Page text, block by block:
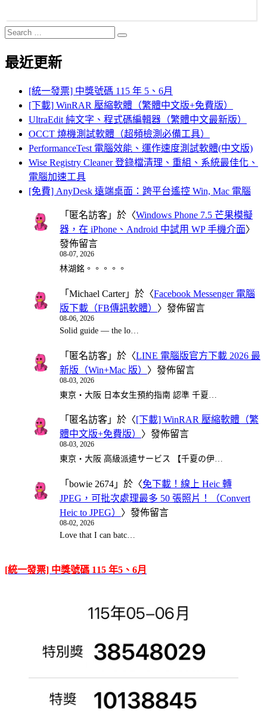
Search
for:
Search
最近更新
[統一發票] 中獎號碼 115 年 5、6月
[下載] WinRAR 壓縮軟體（繁體中文版+免費版）
UltraEdit 純文字、程式碼編輯器（繁體中文最新版）
OCCT 燒機測試軟體（超頻檢測必備工具）
PerformanceTest 電腦效能、運作速度測試軟體(中文版)
Wise Registry Cleaner 登錄檔清理、重組、系統最佳化、
電腦加速工具
[免費] AnyDesk 遠端桌面：跨平台遙控 Win, Mac 電腦
「 匿名訪客 」於〈Windows Phone 7.5 芒果模擬
器，在 iPhone、Android 中試用 WP 手機介面〉
發佈留言
08-07, 2026
林湖銘。。。。。
「 Michael Carter」於〈Facebook Messenger 電腦
版下載（FB傳訊軟體） 〉發佈留言
08-06, 2026
Solid guide — the lo…
「 匿名訪客 」於〈LINE 電腦版官方下載 2026 最
新版（Win+Mac 版） 〉發佈留言
08-03, 2026
東京・大阪 日本女生預約指南 認準 千夏…
「 匿名訪客 」於〈[下載] WinRAR 壓縮軟體（繁
體中文版+免費版） 〉發佈留言
08-03, 2026
東京・大阪 高級派遣サービス 【千夏の伊…
「 bowie 2674 」於〈免下載！線上 Heic 轉
JPEG，可批次處理最多 50 張照片！（Convert
Heic to JPEG） 〉發佈留言
08-02, 2026
Love that I can batc…
[統一發票] 中獎號碼 115 年5、6月